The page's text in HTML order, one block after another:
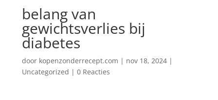
belang van
gewichtsverlies bij
diabetes
door kopenzonderrecept.com | nov 18, 2024|
Uncategorized | 0 Reacties